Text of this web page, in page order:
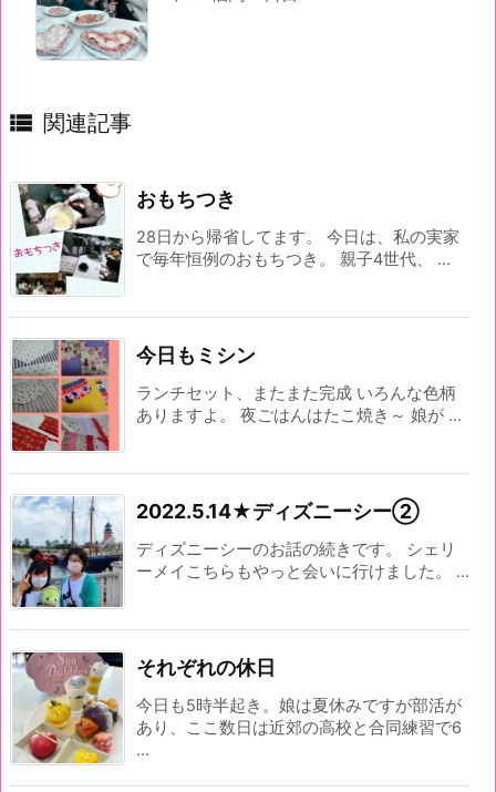
 関連記事
おもちつき
28日から帰省してます。 今日は、私の実家
で毎年恒例のおもちつき。 親子4世代、 ...
今日もミシン
ランチセット、またまた完成 いろんな色柄
ありますよ。 夜ごはんはたこ焼き～ 娘が ...
2022.5.14★ディズニーシー②
ディズニーシーのお話の続きです。 シェリ
ーメイこちらもやっと会いに行けました。 ...
それぞれの休日
今日も5時半起き。娘は夏休みですが部活が
あり、ここ数日は近郊の高校と合同練習で6
...